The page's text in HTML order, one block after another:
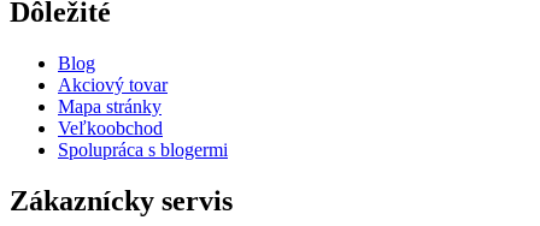
Dôležité
Blog
Akciový tovar
Mapa stránky
Veľkoobchod
Spolupráca s blogermi
Zákaznícky servis